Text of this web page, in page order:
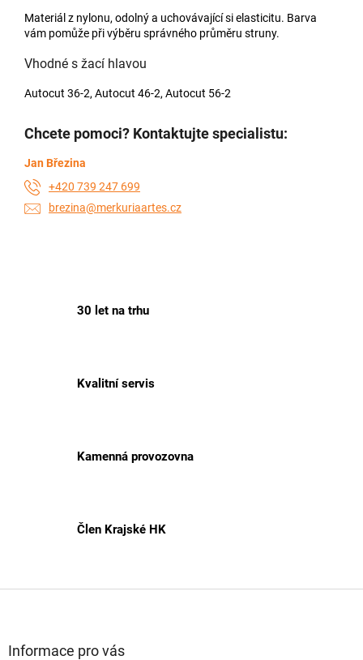
30 let na trhu
Kvalitní servis
Kamenná provozovna
Člen Krajské HK
Materiál z nylonu, odolný a uchovávající si elasticitu. Barva
vám pomůže při výběru správného průměru struny.
Vhodné s žací hlavou
Autocut 36-2, Autocut 46-2, Autocut 56-2
Chcete pomoci? Kontaktujte specialistu:
Jan Březina
+420 739 247 699
brezina@merkuriaartes.cz
Informace pro vás